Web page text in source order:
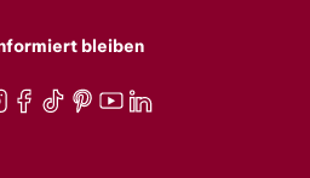
bleiben